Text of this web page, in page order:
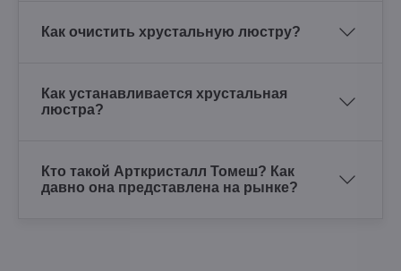
Как очистить хрустальную люстру?
Как устанавливается хрустальная
люстра?
Кто такой Арткристалл Томеш? Как
давно она представлена на рынке?